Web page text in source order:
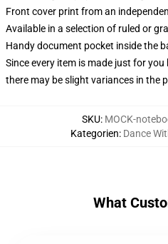
Front cover print from an
Available in a selection of ruled or
Handy document pocket inside the
Since every item is made just for
there may be slight variances in the
SKU: MOCK-
Kategorien: Dance
What